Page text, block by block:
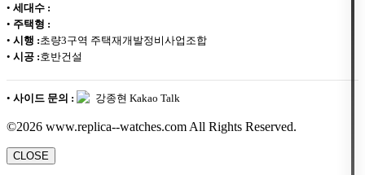
• 세대수 :
• 주택형 :
• 시행 :초량3구역 주택재개발정비사업조합
• 시공 :호반건설
• 사이드 문의 : 강종현 Kakao Talk
©2026 www.replica--watches.com All Rights Reserved.
CLOSE